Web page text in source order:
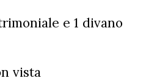
e 1 divano
vista